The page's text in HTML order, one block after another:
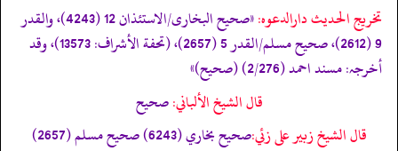
تخریج الحدیث دارالدعوہ:
«‏‏‏‏صحیح البخاری/الاستئذان 12 (4243)، والقدر
9 (2612)، صحیح مسلم/القدر 5 (2657)، (تحفة الأشراف: 13573)، وقد
أخرجہ: مسند احمد (2/276) (صحیح)»
قال الشيخ الألباني:صحيح
قال الشيخ زبير على زئي:صحيح بخاري (6243) صحيح مسلم (2657)